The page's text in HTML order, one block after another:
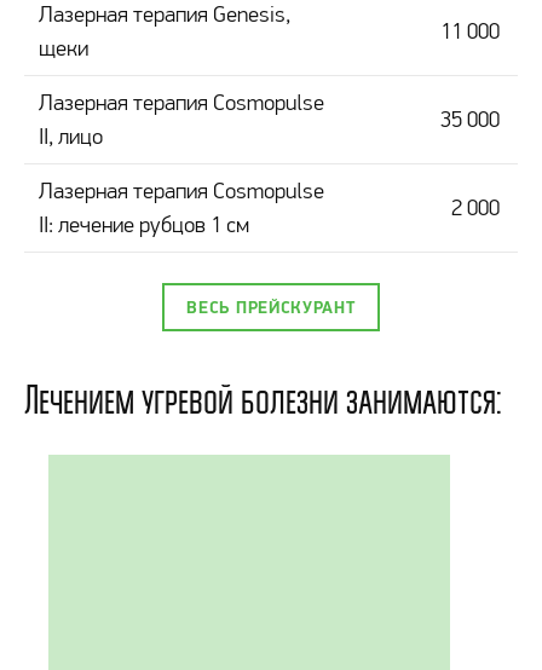
Лазерная терапия Genesis,
щеки
11 000
Лазерная терапия Cosmopulse
II, лицо
35 000
Лазерная терапия Cosmopulse
II: лечение рубцов 1 см
2 000
ВЕСЬ ПРЕЙСКУРАНТ
Лечением угревой болезни занимаются: